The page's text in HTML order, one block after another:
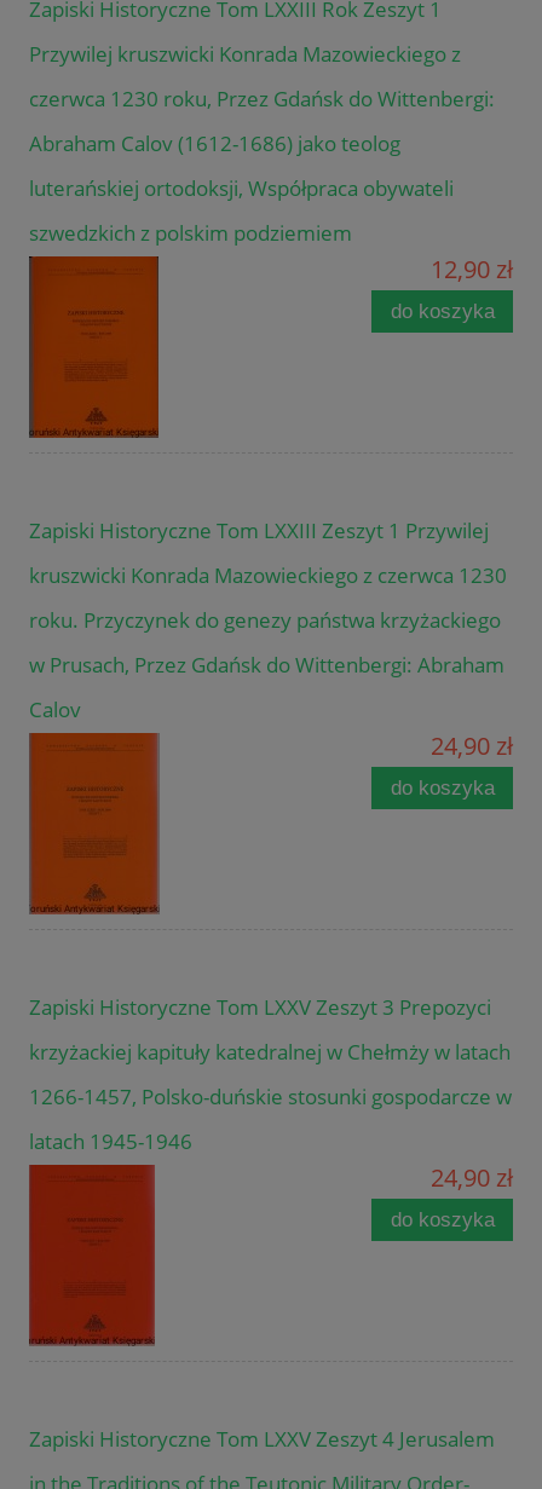
Zapiski Historyczne Tom LXXIII Rok Zeszyt 1
Przywilej kruszwicki Konrada Mazowieckiego z
czerwca 1230 roku, Przez Gdańsk do Wittenbergi:
Abraham Calov (1612-1686) jako teolog
luterańskiej ortodoksji, Współpraca obywateli
szwedzkich z polskim podziemiem
12,90 zł
do koszyka
Zapiski Historyczne Tom LXXIII Zeszyt 1 Przywilej
kruszwicki Konrada Mazowieckiego z czerwca 1230
roku. Przyczynek do genezy państwa krzyżackiego
w Prusach, Przez Gdańsk do Wittenbergi: Abraham
Calov
24,90 zł
do koszyka
Zapiski Historyczne Tom LXXV Zeszyt 3 Prepozyci
krzyżackiej kapituły katedralnej w Chełmży w latach
1266-1457, Polsko-duńskie stosunki gospodarcze w
latach 1945-1946
24,90 zł
do koszyka
Zapiski Historyczne Tom LXXV Zeszyt 4 Jerusalem
in the Traditions of the Teutonic Military Order-